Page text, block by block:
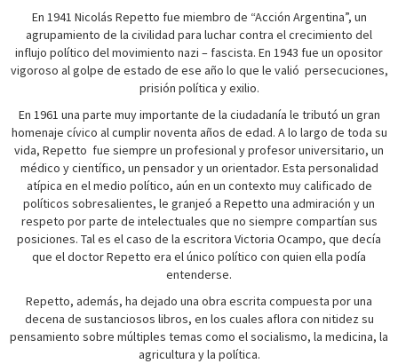
En 1941 Nicolás Repetto fue miembro de “Acción Argentina”, un
agrupamiento de la civilidad para luchar contra el crecimiento del
influjo político del movimiento nazi – fascista. En 1943 fue un opositor
vigoroso al golpe de estado de ese año lo que le valió persecuciones,
prisión política y exilio.
En 1961 una parte muy importante de la ciudadanía le tributó un gran
homenaje cívico al cumplir noventa años de edad. A lo largo de toda su
vida, Repetto fue siempre un profesional y profesor universitario, un
médico y científico, un pensador y un orientador. Esta personalidad
atípica en el medio político, aún en un contexto muy calificado de
políticos sobresalientes, le granjeó a Repetto una admiración y un
respeto por parte de intelectuales que no siempre compartían sus
posiciones. Tal es el caso de la escritora Victoria Ocampo, que decía
que el doctor Repetto era el único político con quien ella podía
entenderse.
Repetto, además, ha dejado una obra escrita compuesta por una
decena de sustanciosos libros, en los cuales aflora con nitidez su
pensamiento sobre múltiples temas como el socialismo, la medicina, la
agricultura y la política.